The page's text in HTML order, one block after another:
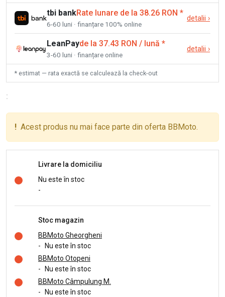
tbi bankRate lunare de la 38.26 RON *
6-60 luni · finanțare 100% online
detalii ›
LeanPayde la 37.43 RON / lună *
3-60 luni · finanțare online
detalii ›
* estimat — rata exactă se calculează la check-out
:
! Acest produs nu mai face parte din oferta BBMoto.
Livrare la domiciliu
Nu este în stoc
-
Stoc magazin
BBMoto Gheorgheni
-
Nu este în stoc
BBMoto Otopeni
-
Nu este în stoc
BBMoto Câmpulung M.
-
Nu este în stoc